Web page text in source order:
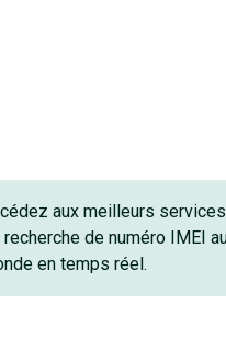
aux meilleurs services
recherche de numéro IMEI
en temps réel.